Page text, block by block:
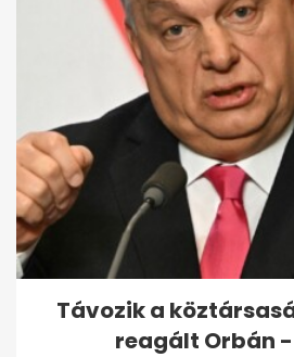
A Spar perelt,
elmeszelte a
kormányt az...
Távozik a
reagált Orbán -